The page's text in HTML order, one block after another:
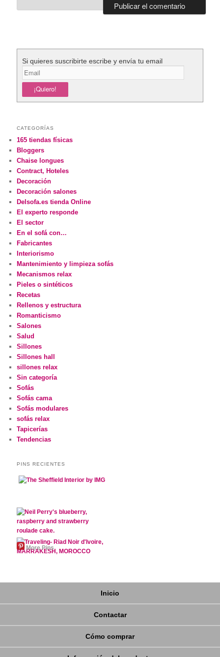
Si quieres suscribirte escribe y envía tu email
CATEGORÍAS
165 tiendas físicas
Bloggers
Chaise longues
Contract, Hoteles
Decoración
Decoración salones
Delsofa.es tienda Online
El experto responde
El sector
En el sofá con…
Fabricantes
Interiorismo
Mantenimiento y limpieza sofás
Mecanismos relax
Pieles o sintéticos
Recetas
Rellenos y estructura
Romanticismo
Salones
Salud
Sillones
Sillones hall
sillones relax
Sin categoría
Sofás
Sofás cama
Sofás modulares
sofás relax
Tapicerías
Tendencias
PINS RECIENTES
More Pins
Inicio
Contactar
Cómo comprar